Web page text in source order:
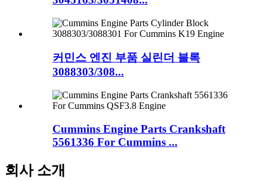
커민스 엔진 부품 실린더 블록
3088303/308...
Cummins Engine Parts Crankshaft
5561336 For Cummins ...
회사 소개